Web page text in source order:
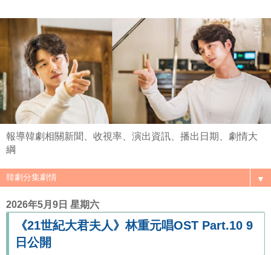
報導韓劇相關新聞、收視率、演出資訊、播出日期、劇情大
綱
▼
2026年5月9日 星期六
《21世紀大君夫人》林重元唱OST Part.10 9
日公開